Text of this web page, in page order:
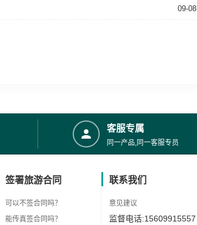
09-08
客服专属
同一产品,同一客服专员
签署旅游合同
可以不签合同吗？
能传真签合同吗？
联系我们
意见建议
监督电话:15609915557